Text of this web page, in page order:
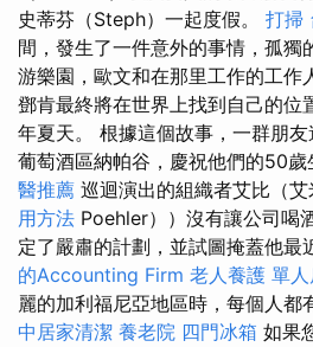
史蒂芬（Steph）一起度假。 打掃
間，發生了一件意外的事情，孤獨
游樂園，歐文和在那里工作的工作
鄧肯最終將在世界上找到自己的位
年夏天。 根據這個故事，一群朋
葡萄酒區納帕谷，慶祝他們的50歲
醫推薦 巡迴演出的組織者艾比（艾
用方法 Poehler））沒有讓公司喝
定了嚴肅的計劃，並試圖掩蓋他最
的Accounting Firm 老人養護 單
麗的加利福尼亞地區時，每個人都
中居家清潔 養老院 四門冰箱 如果